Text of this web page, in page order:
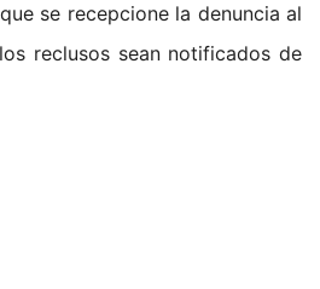
se recepcione la denuncia al
reclusos sean notificados de